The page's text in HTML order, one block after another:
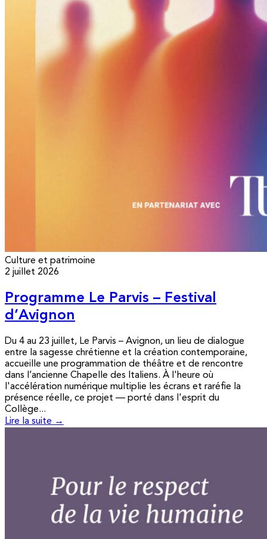
Culture et patrimoine
2 juillet 2026
Programme Le Parvis – Festival
d’Avignon
Du 4 au 23 juillet, Le Parvis – Avignon, un lieu de dialogue
entre la sagesse chrétienne et la création contemporaine,
accueille une programmation de théâtre et de rencontre
dans l’ancienne Chapelle des Italiens. À l'heure où
l'accélération numérique multiplie les écrans et raréfie la
présence réelle, ce projet — porté dans l'esprit du
Collège...
Lire la suite →